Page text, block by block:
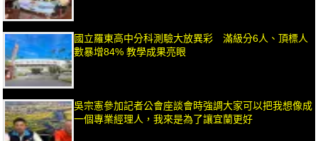
國立羅東高中分科測驗大放異彩 滿級分6人、頂標人
數暴增84% 教學成果亮眼
吳宗憲參加記者公會座談會時強調大家可以把我想像成
一個專業經理人，我來是為了讓宜蘭更好